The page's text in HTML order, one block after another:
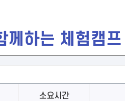
께하는 체험캠프
소요시간